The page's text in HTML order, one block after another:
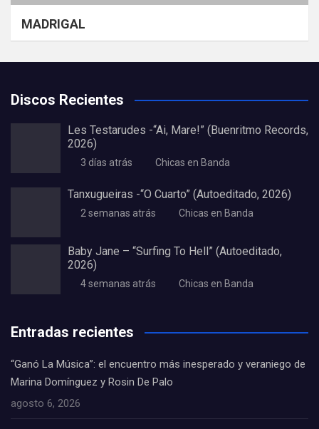
MADRIGAL
Discos Recientes
Les Testarudes -“Ai, Mare!” (Buenritmo Records,
2026)
3 días atrás Chicas en Banda
Tanxugueiras -“O Cuarto” (Autoeditado, 2026)
2 semanas atrás Chicas en Banda
Baby Jane – “Surfing To Hell” (Autoeditado,
2026)
4 semanas atrás Chicas en Banda
Entradas recientes
“Ganó La Música”: el encuentro más inesperado y veraniego de
Marina Domínguez y Rosin De Palo
agosto 6, 2026